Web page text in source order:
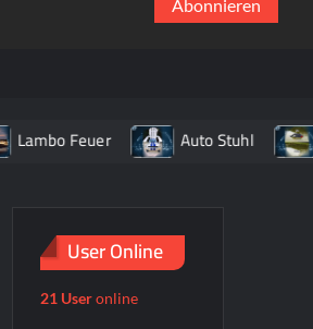
Feuer Auto Stuhl KIA
User Online
21 Useronline